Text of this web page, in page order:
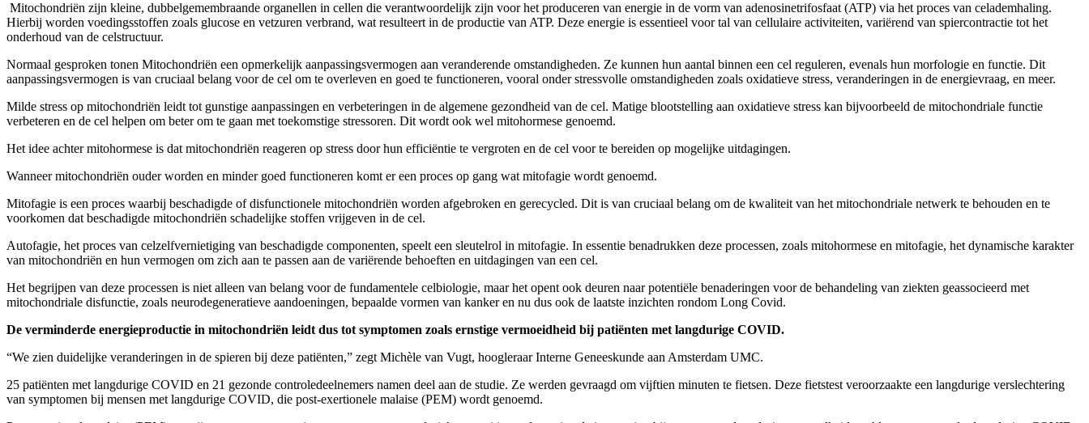
Mitochondriën zijn kleine, dubbelgemembraande organellen in cellen die verantwoordelijk zijn voor het produceren van energie in de vorm van adenosinetrifosfaat (ATP) via het proces van celademhaling.
Hierbij worden voedingsstoffen zoals glucose en vetzuren verbrand, wat resulteert in de productie van ATP. Deze energie is essentieel voor tal van cellulaire activiteiten, variërend van spiercontractie tot het
onderhoud van de celstructuur.
Normaal gesproken tonen Mitochondriën een opmerkelijk aanpassingsvermogen aan veranderende omstandigheden. Ze kunnen hun aantal binnen een cel reguleren, evenals hun morfologie en functie. Dit
aanpassingsvermogen is van cruciaal belang voor de cel om te overleven en goed te functioneren, vooral onder stressvolle omstandigheden zoals oxidatieve stress, veranderingen in de energievraag, en meer.
Milde stress op mitochondriën leidt tot gunstige aanpassingen en verbeteringen in de algemene gezondheid van de cel. Matige blootstelling aan oxidatieve stress kan bijvoorbeeld de mitochondriale functie
verbeteren en de cel helpen om beter om te gaan met toekomstige stressoren. Dit wordt ook wel mitohormese genoemd.
Het idee achter mitohormese is dat mitochondriën reageren op stress door hun efficiëntie te vergroten en de cel voor te bereiden op mogelijke uitdagingen.
Wanneer mitochondriën ouder worden en minder goed functioneren komt er een proces op gang wat mitofagie wordt genoemd.
Mitofagie is een proces waarbij beschadigde of disfunctionele mitochondriën worden afgebroken en gerecycled. Dit is van cruciaal belang om de kwaliteit van het mitochondriale netwerk te behouden en te
voorkomen dat beschadigde mitochondriën schadelijke stoffen vrijgeven in de cel.
Autofagie, het proces van celzelfvernietiging van beschadigde componenten, speelt een sleutelrol in mitofagie. In essentie benadrukken deze processen, zoals mitohormese en mitofagie, het dynamische karakter
van mitochondriën en hun vermogen om zich aan te passen aan de variërende behoeften en uitdagingen van een cel.
Het begrijpen van deze processen is niet alleen van belang voor de fundamentele celbiologie, maar het opent ook deuren naar potentiële benaderingen voor de behandeling van ziekten geassocieerd met
mitochondriale disfunctie, zoals neurodegeneratieve aandoeningen, bepaalde vormen van kanker en nu dus ook de laatste inzichten rondom Long Covid.
De verminderde energieproductie in mitochondriën leidt dus tot symptomen zoals ernstige vermoeidheid bij patiënten met langdurige COVID.
“We zien duidelijke veranderingen in de spieren bij deze patiënten,” zegt Michèle van Vugt, hoogleraar Interne Geneeskunde aan Amsterdam UMC.
25 patiënten met langdurige COVID en 21 gezonde controledeelnemers namen deel aan de studie. Ze werden gevraagd om vijftien minuten te fietsen. Deze fietstest veroorzaakte een langdurige verslechtering
van symptomen bij mensen met langdurige COVID, die post-exertionele malaise (PEM) wordt genoemd.